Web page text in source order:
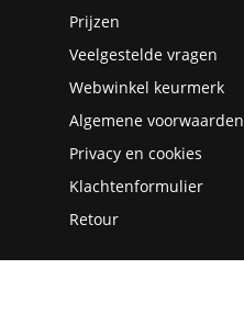
Prijzen
Veelgestelde vragen
Webwinkel keurmerk
Algemene voorwaarden
Privacy en cookies
Klachtenformulier
Retour